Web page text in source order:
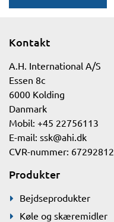
Kontakt
A.H. International A/S
Essen 8c
6000 Kolding
Danmark
Mobil: +45 22756113
E-mail: ssk@ahi.dk
CVR-nummer: 67292812
Produkter
Bejdseprodukter
Køle og skæremidler